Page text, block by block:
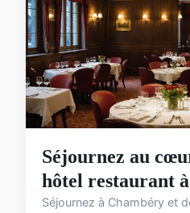
Séjournez au
hôtel restaurant
Séjournez à Chambéry et